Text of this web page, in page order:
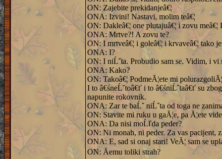
ON: Zajebite prekidanjeâ€¦
ONA: Izvini! Nastavi, molim teâ€¦
ON: Dakleâ€¦ one plutajuâ€¦ i zovu
ONA: Mrtve?! A zovu te?
ON: I mrtveâ€¦ i goleâ€¦ i krvaveâ€¦ tako
ONA: I?
ON: I niĹˇta. Probudio sam se. Vidim, i vi
ONA: Kako?
ON: Takoâ€¦ PodmeĂ¦ete mi
I to â€śneĹˇtoâ€ť i to â€śniĹˇtaâ€ť su
napunite rokovnik.
ONA: Zar te baĹˇ niĹˇta od toga ne
ON: Stavite mi ruku u gaĂ¦e, pa Ă¦ete
ONA: Da nisi moĹľda peder?
ON: Ni monah, ni peder. Za vas pacijent,
ONA: E, sad si onaj stari! VeĂ¦ sam se
ON: Ăemu toliki strah?